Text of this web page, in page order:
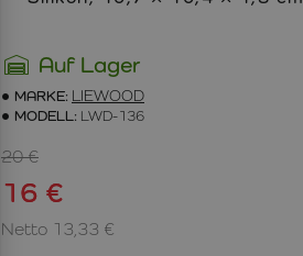
Auf Lager
MARKE: LIEWOOD
MODELL: LWD-136
16 €
20 €
Netto 13,33 €